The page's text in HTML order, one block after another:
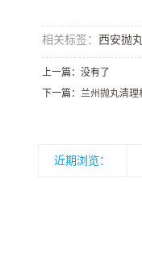
相关标签： 西安抛
上一篇：没有了
下一篇： 兰州抛丸清理
近期浏览：